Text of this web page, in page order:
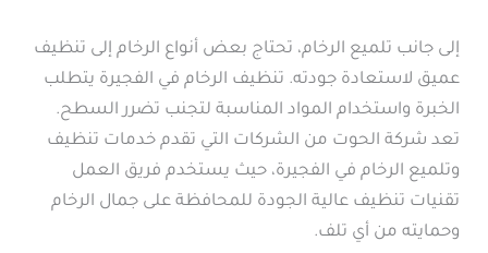
إلى جانب تلميع الرخام، تحتاج بعض أنواع الرخام إلى تنظيف
عميق لاستعادة جودته. تنظيف الرخام في الفجيرة يتطلب
الخبرة واستخدام المواد المناسبة لتجنب تضرر السطح.
تعد شركة الحوت من الشركات التي تقدم خدمات تنظيف
وتلميع الرخام في الفجيرة، حيث يستخدم فريق العمل
تقنيات تنظيف عالية الجودة للمحافظة على جمال الرخام
وحمايته من أي تلف.